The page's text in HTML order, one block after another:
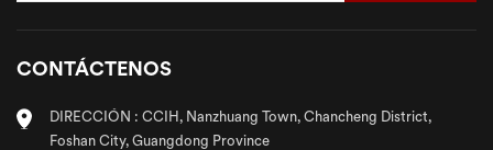
CONTÁCTENOS
DIRECCIÓN : CCIH, Nanzhuang Town, Chancheng District,
Foshan City, Guangdong Province